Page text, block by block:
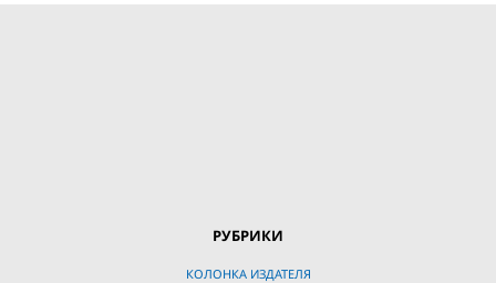
РУБРИКИ
КОЛОНКА ИЗДАТЕЛЯ